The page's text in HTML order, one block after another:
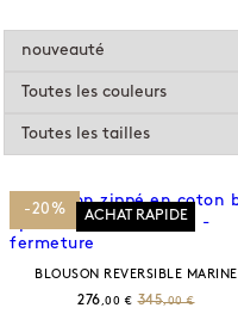
-20% ACHAT RAPIDE
BLOUSON REVERSIBLE MARINE
276 ,00 € 345,00 €